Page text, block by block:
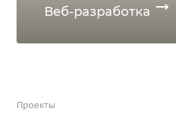
Веб-разработка
Проекты